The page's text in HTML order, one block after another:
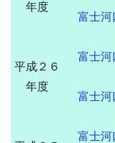
年度
富士河
平成２６
年度
富士河
富士河
富士河